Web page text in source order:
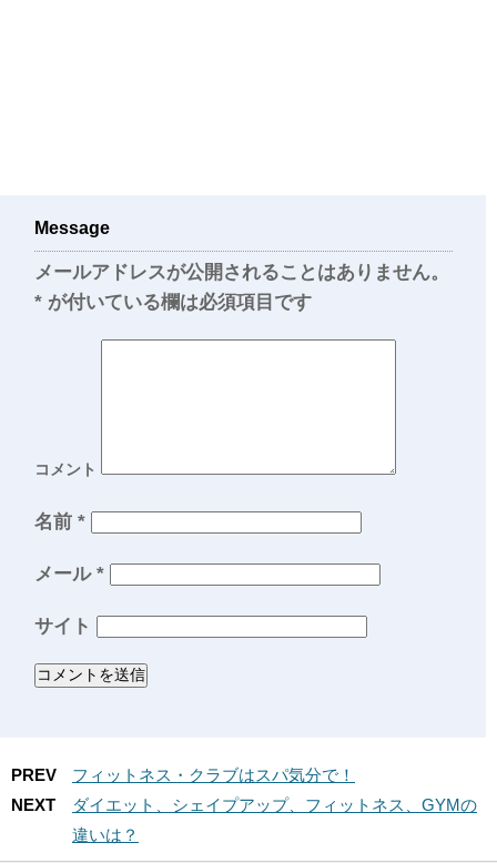
Message
メールアドレスが公開されることはありません。
* が付いている欄は必須項目です
コメント
名前 *
メール *
サイト
PREV
フィットネス・クラブはスパ気分で！
NEXT
ダイエット、シェイプアップ、フィットネス、GYMの
違いは？